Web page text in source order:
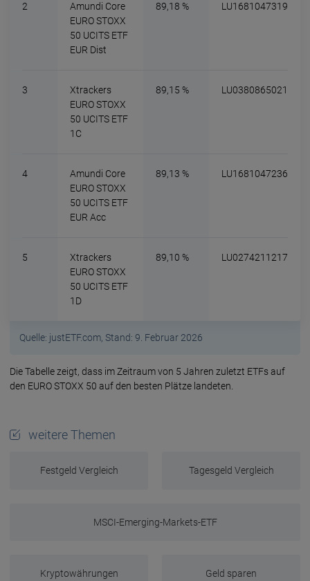
2
Amundi Core
EURO STOXX
50 UCITS ETF
EUR Dist
89,18 % LU1681047319
3
Xtrackers
EURO STOXX
50 UCITS ETF
1C
89,15 % LU0380865021
4
Amundi Core
EURO STOXX
50 UCITS ETF
EUR Acc
89,13 % LU1681047236
5
Xtrackers
EURO STOXX
50 UCITS ETF
1D
89,10 % LU0274211217
Quelle: justETF.com, Stand: 9. Februar 2026
Die Tabel­le zeigt, dass im Zeit­raum von 5 Jah­ren zuletzt ETFs auf
den EURO STOXX 50 auf den besten Plätze landeten.
weitere Themen
Festgeld Vergleich Tagesgeld Vergleich
MSCI-Emerging-Markets-ETF
Kryptowährungen Geld sparen